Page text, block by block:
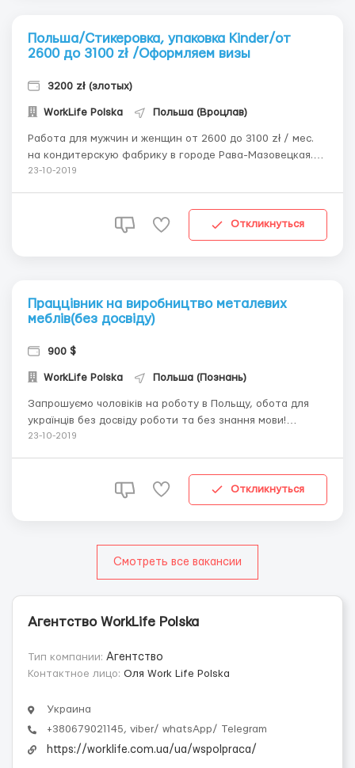
Польша/Стикеровка, упаковка Kinder/от
2600 до 3100 zł /Оформляем визы
3200 zł (злотых)
WorkLife Polska Польша (Вроцлав)
Работа для мужчин и женщин от 2600 до 3100 zł / мес.
на кондитерскую фабрику в городе Рава-Мазовецкая.
Требуются работники в кондитерскую фабрику которая
пластиковый контейнер(Желток). Также в обязанности
23-10-2019
Откликнуться
Праццівник на виробництво металевих
меблів(без досвіду)
900 $
WorkLife Polska Польша (Познань)
Запрошуємо чоловіків на роботу в Польщу, обота для
українців без досвіду роботи та без знання мови!
БЕЗКОШТОВНА ВАКАНСІЯ ДЛЯ ЧОЛОВІКІВ без досвіду
монтаж шаф з різних е...
23-10-2019
Откликнуться
Смотреть все вакансии
Агентство WorkLife Polska
Тип компании: Агентство
Контактное лицо: Оля Work Life Polska
Украина
+380679021145, viber/ whatsApp/ Telegram
https://worklife.com.ua/ua/wspolpraca/